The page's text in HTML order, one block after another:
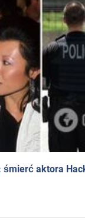
aktora